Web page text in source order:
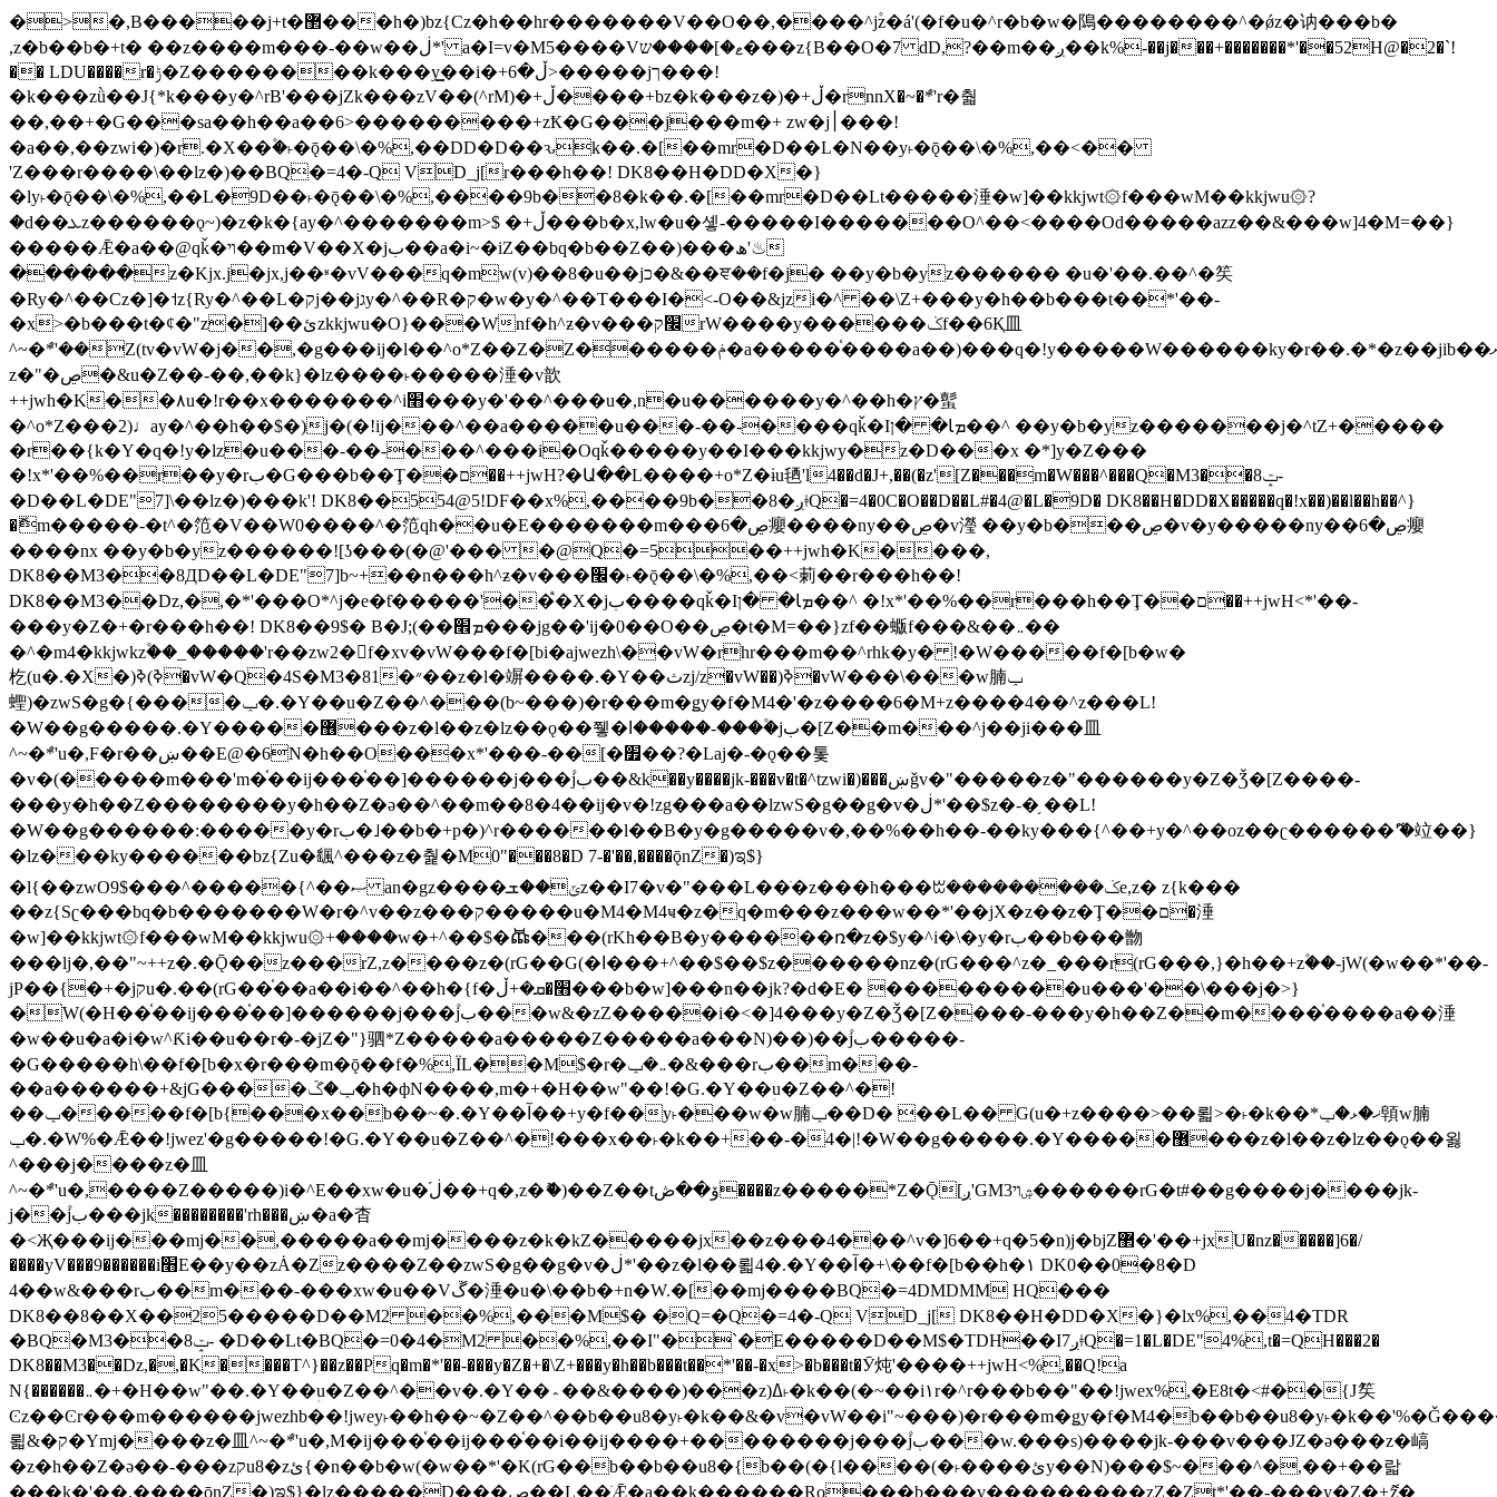
�>�,B�����j+t�޲���h�)bz{Cz�h��hr�������V��O��,����^j۫z�á'(�f�u�^r�b�w�隝��������^�ǿz�讷���b�
,z�b��b�+t� ��z����m���-��w��ڶ*' a�I=v�M5����Vޱ�]����ש���z{B��O�7 dD,?��m��ږ��k%-��j���+�������*'��52H@�2�`!
�� LDU����r�ݱ�Z��������k���y͇��i�+ڵ�6>�����jך���!
�k���zǜ��J{*k���y�^rB'���jZk���zV��(^rM)�+ڵ����+bz�k���z�)�+ڵ�rnnX�~�ܶ*'r�춻
��,��+�G���sa��h��a��6>���������+zҞ�G���j���m�+ zw�j׀���!
�a��,��zwi�)�r.�X��۫�˫�ǭ��\�%,��DD�D��ԅk��.�[��mr�D��L�N��y˫�ǭ��\�%,��<��
'Z���r����\��lz�)��BQ�=4�-Q VD_j[r���h��! DK8��H�DD�X�}
�ly˫�ǭ��\�%,��L�9D��˫�ǭ��\�%,����9b��8�k��.�[��mr�D��Lt�����涶�w]��kkjwt۞f���wM��kkjwu۞?
�d��ܥz������ǫ~)�z�k�{ay�^�������m>$ �+ڵ���b�x,lw�u�솋-�����I�������O^��<����Od�����azz��&���w]4�M=��}
�����Ǣ�a��@qǩ�ױ��m�V��X�jب��a�i~�iZ��bq�b��Z��)���ھ'♨
������z�Kjx.j�jx,j��ʶ�vV���q�mw(v)��8�u��jכ�&��ਞ��f�j� ��y�b�yz������ �u�'��.��^�笶
�Ry�^��Cz�]�˦z{Ry�^��L�קj��jגy�^��R�ק�w�y�^��T���I�<-O��&jzi�^ ��\Z+���y�h��b���t��*'��-
�x>�b���t�¢�"z�]��ئzkkjwu�O}���Wnf�h^ƶ�v���׬קrW����y������ݢf��6Қ⽫
^~�ܶ*'��Z(tv�vW�j��,�g���ij�l��^o*Z��Z�Z������ݥ�a�����֫����a��)���q�!y�����W������ky�r��.�*�z��jib��ނ+-
z�"�ڝ�&u�Z��-��,��k}�lz����˫�����涶�v歆
++jwh�K��٨u�!r��x�������^i׫���y�'��^���u�,n�u������y�^��h�ץ�蟚
�^o*Z���2)♩ay�^��h��$�)j�(�!ij���^��a�����u���-��-����qǩ�Iܡا� �ן��^ ��y�b�yz�������j�^tZ+�����
�r��{k�Y�q�!y�lz�u���-��-���^���i�Oqǩ�����y��I���kkjwy�z�D���x �*]y�Z���
�!x*'��%��r��y�rب�G���b��Ţ��ם��++jwH?�Ա��L����+o*Z�ɨu毢'l4��d�J+,��(�z'[Z���m�W���^���Q�M3��8ݓ-
�D��L�DE"7]\��lz�)���k'! DK8��554@5!DF��x%,����9b��8�ږǂQ�=4�0C�O��D��L#�4@�L�9D� DK8��H�DD�X�����q�!x��)��l��h��^}
�ޮm�����-�t^�笵�V��W0����^�笵qh��u�E�������m���ڝ�6癭����ny��ڝ�v瀅 ��y�b���ڝ�v�y�����ny��ڝ�6癭
����nx ��y�b�yz������![ʖ���(�@'��� �@Q�=5��++jwh�K����,
DK8��M3��8ДD��L�DE"7]b~+��n���h^ƶ�v���׬�˫�ǭ��\�%,��<䓶��r���h��!
DK8��M3��Dz,�,�*'���O*^j�e�ƭ�����'��֩�X�jب����qǩ�Iܡا� �ן��^ �!x*'��%��r���h��Ţ��ם��++jwH<*'��-
���y�Z�+�r���h��! DK8��9$� B�J;(��ܡ׮���jg��'ij�0��O��ڝ�t�M=��}zf��蝂f���&��܅��
�^�m4�kkjwkz۫��_�����'r��zw2�f�xv�vW���f�[bi�ajwezh\��vW�rhr���m��^rhk�y� !�W�����f�[b�w�
杚(u�.�X�)ߢ)ߢ�vW�Q�4S�M3�81�״��z�l�竮����.�Y��ثzj/z�vW��)ߢ�vW���\���w腩ݕ
蟶)�zwS�g�{����ݕ�.�Y��ؚu�Z��^���(b~���)�r���m�ǥy�f�M4�'�z����6�M+z����4��^z���L!
�W��g�����.�Y��؜���޶���z�l��z�lz��ǫ��쮛�ا�����-����۫jب�[Z��m���^j��ji���⽫
^~�ܶ*'u�,F�r��ښ��E@�6N�h��O���x*'���-��[�׿��?�Laj�-�ǫ��톷
�v�(�����m���'m�֫��ij���֫��]������j���۫jب��&k��y����jk-���v�t�^tzwi�)���ښǧv�"�����z�"������y�Z�Ǯ�[Z����-
���y�h��Z��������y�h��Z�ǝ��^��m��8�4��ij�v�!zg���a��lzwS�g��g�v�ڶ*'��$z�-�֥ ��L!
�W��g������:�����y�rب�˩��b�+p�)^r������l��B�y�g�����v�,��%��h��-��ky���{^��+y�^��oz��ʗ������ޮ'�竝��}
�lz���ky������bz{Zu�颻^���z�춽�M0"���8�D 7-�'��,����ǭnZ�)ಇ$}
�l{��zwO9$���^�����{^��ޞ an�gz����ݶ��ܫz��I7�v�"���L��ֹ�z���h���ꔱ���������ݢe,z� z{k���
��z{Sʗ���bq�b��� ����W�r�^v��z���ק�����u�M4�M4ҹ�z�q�m���z���w��*'��jX�z��z�Ţ��ם�涶
�w]��kkjwt۞f���wM��kkjwu۞+����w�+^��$�ꬡ���(rKh��B�y������ռ�z�$y�^i�\�y�rب��b���朆
���lj�,��"~++z�.�Ǭ��z���rZ,z����z�(rG��G(�ا���+^��$��$z������nz�(rG���^z�_���r(rG���,}�h��+z۫��-jW(�w��*'��-
jP��{�+�jקu�.��(rG��֫��a��i��^��h�{f�׫�ܩ�+ڵ���b�w]���n��jk?�d�E� ���������u���'��\���j�>}
�W(�H��֫��ij���֫��]������j���۫jب���w&�zZ�����i�<�]4���y�Z�Ǯ�[Z����-���y�h��Z��m����֫����a��涶
�w��u�a�i�w^Ƙi��u��r�-�jZ�"}驷*Z�����a�����Z�����a���N)��)��۫jب�����-
�G�����h\��f�[b�x�r���m�ǭ��f�%,ÏL��M$�r�܅�ݕ�&���rب��m���-
��a������+&jG����ݕ�ڱ�h�фN����,m�+�H��w"��!�G.�Y��ؚu�Z��^�!
��ݕ�����f�[b{���x��b��~�.�Y��آ��+y�f��y˫���w�w腩ݕ��D� ��L�� G(u�+z����>��뢻>�˫�k��*ޚ�ޅ�ݕ顊w腩
ݕ�.�W%�Ǣ��!jwez'�g�����!�G.�Y��ؚu�Z��^�!���x��˫�k��+��-�4�|!�W��g�����.�Y��؜���޶���z�l��z�lz��ǫ��욇
^���j����z�⽫
^~�ܶ*'u�,����Z�����)i�^E��xw�u�ڶ֜��+q�,z�ޮ�)��Z��tۆ��ڞ����z�����*Z�Ǭ[ږ'GM3ۺױ������rG�t#��g����j����jk-
j��۫jب���jk��������'rh���ښ�a�杳
�<Җ���ij���mj��,�����a��mj����z�k�kZ�����jx��z���4���^v�]6��+q�5�n)j�bjZ޲�'��+jxU�nz�����]6�/
����yV���9������i׫E��y��zȦ�Zz����Z��zwS�g��g�v�ڶ*'��z�l��뢻4�.�Y��آ�+\��f�[b��h�١ DK0��0�8�D
4��w&���rب��m���-���xw�u��Vڱ�涶�u�\��b�+n�W.�[��mj����BQ�=4DMDMM HQ���
DK8��8��X��25�����D��M2 ��%,���M$� �Q=�Q�=4�-Q VD_j[ DK8��H�DD�X�}�lx%,��4�TDR
�BQ�M3��8ݓ- �D��Lt�BQ�=0�4�M2 ��%,��I"�`�E�����D��M$�TDH��I7ږǂQ�=1�L�DE"4%,t�=QH���2�
DK8��M3��Dz,�,�K����T^}��z��Pq�m�*'��-���y�Z�+�\Z+���y�h��b���t��*'��-�x>�b���t�Ӯ炖'����++jwH<%,��Q!a
N{������܅�+�H��w"��.�Y��ؚu�Z��^��v�.�Y��؞��&����)���z)ߡ˫�k��(�~��i١r�^r���b��"��!jwex%,�E8t�<#��{Jު笶
뢻&�ק�Ymj����z�⽫^~�ܶ*'u�,M�ij���֫��ij���֫��i��ij����+��������j���۫jب���w.���s)����jk-���v���JZ�ǝ���z�嵪
�z�h��Z�ǝ��-���zקu8�zئ{�n��b�w(�w��*'�K(rG��b��b��u8�{b��(�{l����(�˫����ئy��N)���$~���^�,��+��랇
���k�'��,����ǭnZ�)ಇ$}�lz�����D���ڝ��L��ֹǢ�a��k������Rǫ���b���v���������zZ�Zt*'��-���y�Z�+ޮz�